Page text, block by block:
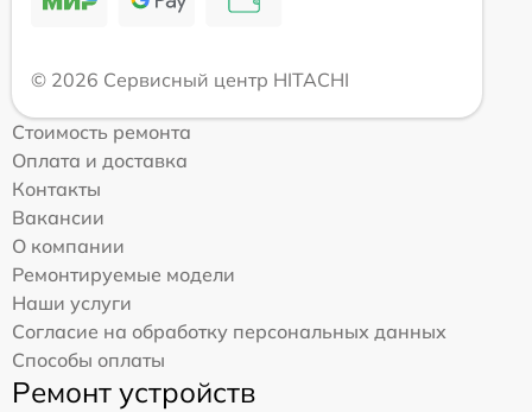
© 2026 Сервисный центр HITACHI
Стоимость ремонта
Оплата и доставка
Контакты
Вакансии
О компании
Ремонтируемые модели
Наши услуги
Согласие на обработку персональных данных
Способы оплаты
Ремонт устройств